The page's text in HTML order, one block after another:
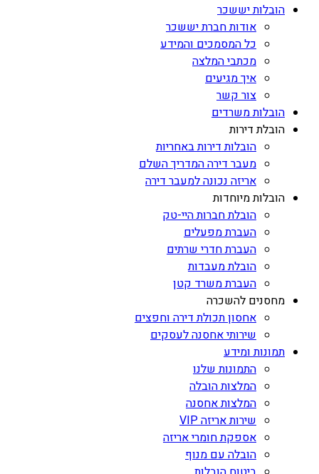
הובלות יששכר
אודות חברת יששכר
כל המסמכים והמידע
מכתבי המלצה
איך מגיעים
צור קשר
הובלות משרדים
הובלת דירות
הובלות דירות באחריות
מעבר דירה המדריך השלם
אריזה נכונה למעבר דירה
הובלות מיוחדות
הובלת חברות היי-טק
העברת מפעלים
העברת חדרי שרתים
הובלת מעבדות
העברת משרד קטן
מחסנים להשכרה
אחסון תכולת דירה וחפצים
שירותי אחסנה לעסקים
תמונות ומידע
התמונות שלנו
המלצות הובלה
המלצות אחסנה
שירות אריזה VIP
אספקת חומרי אריזה
הובלה עם מנוף